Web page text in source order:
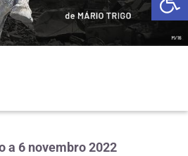
a 6 novembro 2022